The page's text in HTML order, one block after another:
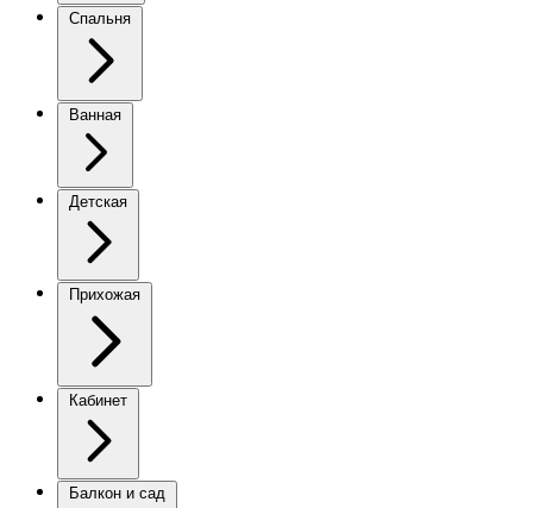
Спальня
Ванная
Детская
Прихожая
Кабинет
Балкон и сад